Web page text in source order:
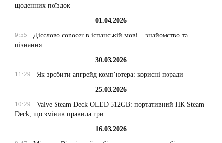
щоденних поїздок
01.04.2026
9:55
Дієслово conocer в іспанській мові – знайомство та
пізнання
30.03.2026
11:29
Як зробити апгрейд комп’ютера: корисні поради
25.03.2026
10:29
Valve Steam Deck OLED 512GB: портативний ПК Steam
Deck, що змінив правила гри
16.03.2026